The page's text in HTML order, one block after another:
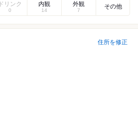
ドリンク
0
内観
14
外観
7
その他
住所を修正